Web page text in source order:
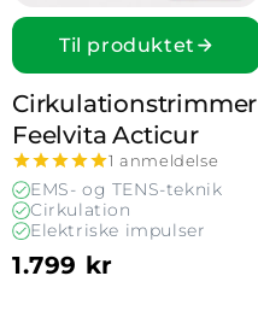
Til produktet
Cirkulationstrimmer
Feelvita Acticur
1 anmeldelse
EMS- og TENS-teknik
Cirkulation
Elektriske impulser
1.799 kr